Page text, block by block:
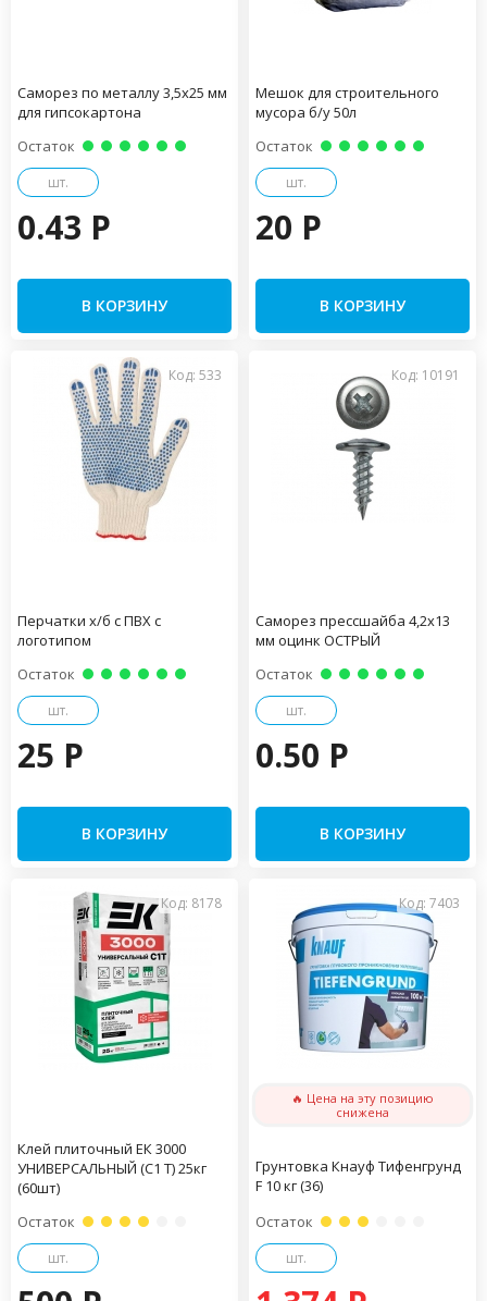
Саморез по металлу 3,5х25 мм
для гипсокартона
Остаток
шт.
0.43 P
В КОРЗИНУ
Мешок для строительного
мусора б/у 50л
Остаток
шт.
20 P
В КОРЗИНУ
Код: 533
Перчатки х/б с ПВХ с
логотипом
Остаток
шт.
25 P
В КОРЗИНУ
Код: 10191
Саморез прессшайба 4,2х13
мм оцинк ОСТРЫЙ
Остаток
шт.
0.50 P
В КОРЗИНУ
Код: 8178
Клей плиточный ЕК 3000
УНИВЕРСАЛЬНЫЙ (С1 Т) 25кг
(60шт)
Остаток
шт.
Код: 7403
🔥 Цена на эту позицию
снижена
Грунтовка Кнауф Тифенгрунд
F 10 кг (36)
Остаток
шт.